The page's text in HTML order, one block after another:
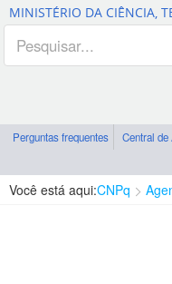
MINISTÉRIO DA CIÊNCIA,
Perguntas frequentes Central de
Você está aqui:CNPq